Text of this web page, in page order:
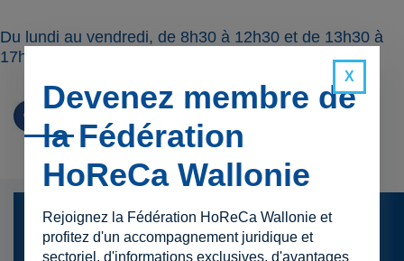
Du lundi au vendredi, de 8h30 à 12h30 et de 13h30 à
17h00
Presse
Devenez membre de
la Fédération
HoReCa Wallonie
Rejoignez la Fédération HoReCa Wallonie et
profitez d'un accompagnement juridique et
sectoriel, d'informations exclusives, d'avantages